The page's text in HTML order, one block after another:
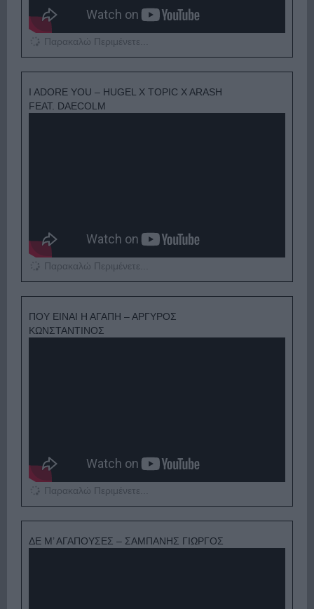
Παρακαλώ Περιμένετε...
I ADORE YOU – HUGEL X TOPIC X ARASH
FEAT. DAECOLM
Παρακαλώ Περιμένετε...
ΠΟΥ ΕΙΝΑΙ Η ΑΓΑΠΗ – ΑΡΓΥΡΟΣ
ΚΩΝΣΤΑΝΤΙΝΟΣ
Παρακαλώ Περιμένετε...
ΔΕ Μ’ ΑΓΑΠΟΥΣΕΣ – ΣΑΜΠΑΝΗΣ ΓΙΩΡΓΟΣ